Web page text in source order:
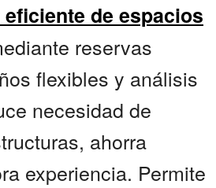
de espacios
reservas
flexibles y análisis
necesidad de
ahorra
experiencia. Permite